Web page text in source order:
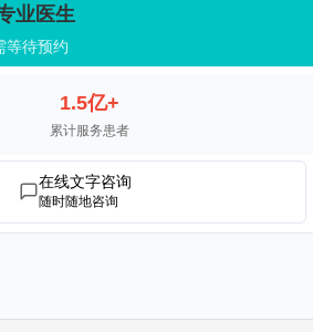
业医生
等待预约
1.5亿+
累计服务患者
在线文字咨询
随时随地咨询